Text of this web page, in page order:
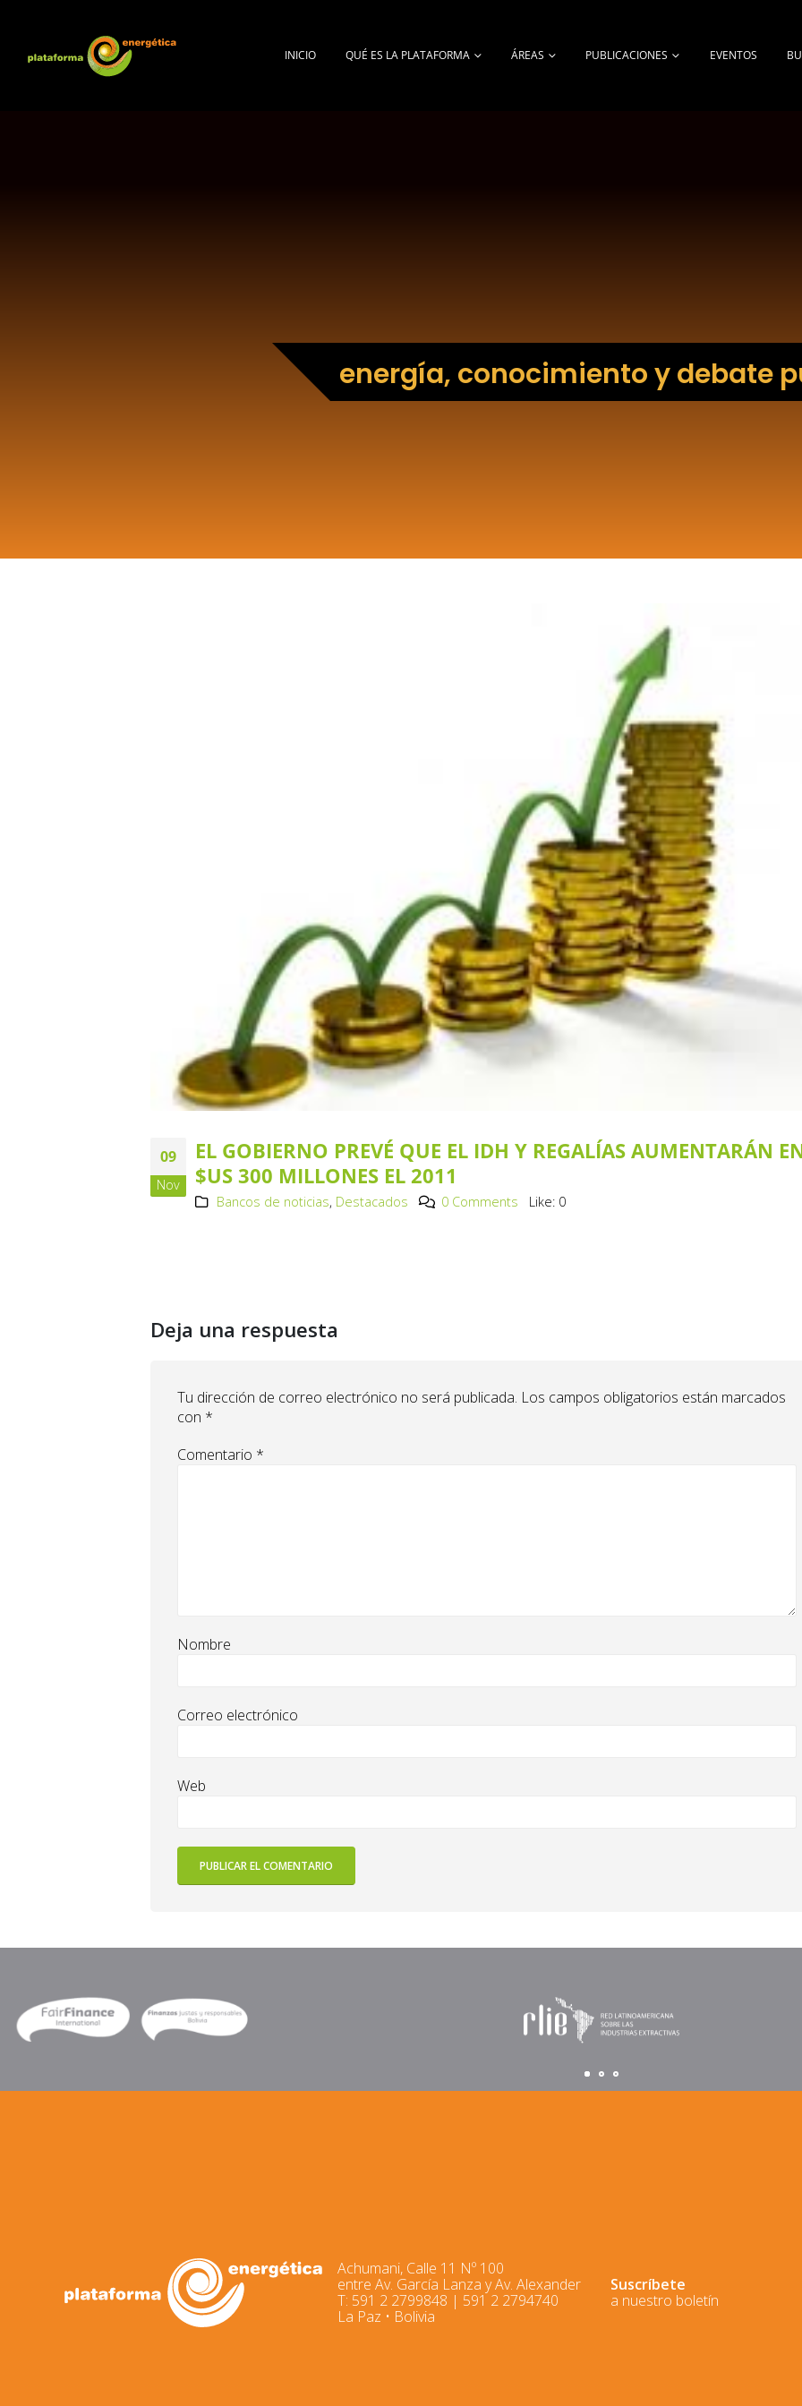
INICIO QUÉ ES LA PLATAFORMA ÁREAS PUBLICACIONES EVENTOS
energía, conocimiento y debate
09
Nov
EL GOBIERNO PREVÉ QUE EL IDH Y REGALÍAS AUMENTARÁN
$US 300 MILLONES EL 2011
Bancos de noticias, Destacados 0 Comments Like: 0
Deja una respuesta
Tu dirección de correo electrónico no será publicada. Los campos obligatorios están marcados
con *
Comentario *
Nombre
Correo electrónico
Web
Achumani, Calle 11 Nº 100
entre Av. García Lanza y Av. Alexander
T: 591 2 2799848 | 591 2 2794740
La Paz • Bolivia
Suscríbete
a nuestro boletín